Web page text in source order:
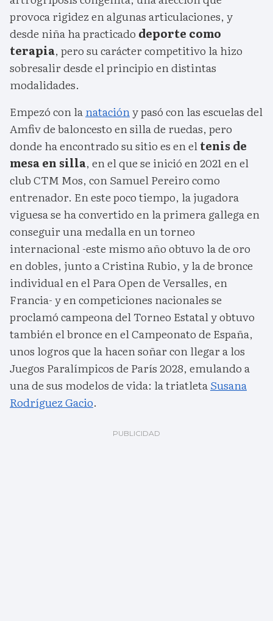
provoca rigidez en algunas articulaciones, y
desde niña ha practicado deporte como
terapia, pero su carácter competitivo la hizo
sobresalir desde el principio en distintas
modalidades.
Empezó con lanatacióny pasó con las escuelas del
Amfiv de baloncesto en silla de ruedas, pero
donde ha encontrado su sitio es en eltenis de
mesa en silla, en el que se inició en 2021 en el
club CTM Mos, con Samuel Pereiro como
entrenador. En este poco tiempo, la jugadora
viguesa se ha convertido en la primera gallega en
conseguir una medalla en un torneo
internacional -este mismo año obtuvo la de oro
en dobles, junto a Cristina Rubio, y la de bronce
individual en el Para Open de Versalles, en
Francia- y en competiciones nacionales se
proclamó campeona del Torneo Estatal y obtuvo
también el bronce en el Campeonato de España,
unos logros que la hacen soñar con llegar a los
Juegos Paralímpicos de París 2028, emulando a
una de sus modelos de vida: la triatletaSusana
Rodríguez Gacio.